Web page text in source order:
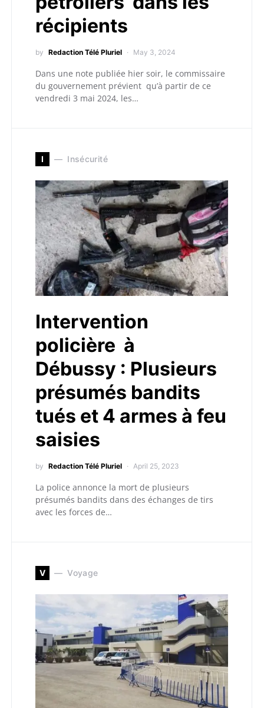
récipients
by Redaction Télé Pluriel May 3, 2024
Dans une note publiée hier soir, le commissaire
du gouvernement prévient qu’à partir de ce
vendredi 3 mai 2024, les…
I Insécurité
Intervention
policière à
Débussy : Plusieurs
présumés bandits
tués et 4 armes à feu
saisies
by Redaction Télé Pluriel April 25, 2023
La police annonce la mort de plusieurs
présumés bandits dans des échanges de tirs
avec les forces de…
V Voyage